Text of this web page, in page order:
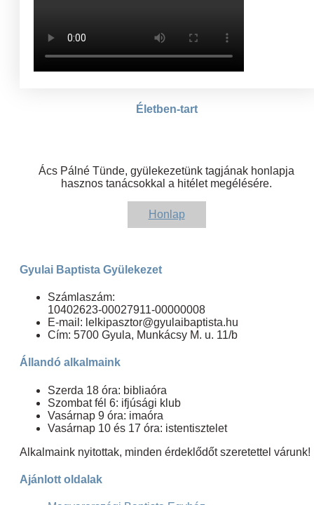
Életben-tart
Ács Pálné Tünde, gyülekezetünk tagjának honlapja
hasznos tanácsokkal a hitélet megélésére.
Honlap
Gyulai Baptista Gyülekezet
Számlaszám:
10402623-00027911-00000008
E-mail: lelkipasztor@gyulaibaptista.hu
Cím: 5700 Gyula, Munkácsy M. u. 11/b
Állandó alkalmaink
Szerda 18 óra: bibliaóra
Szombat fél 6: ifjúsági klub
Vasárnap 9 óra: imaóra
Vasárnap 10 és 17 óra: istentisztelet
Alkalmaink nyitottak, minden érdeklődőt szeretettel várunk!
Ajánlott oldalak